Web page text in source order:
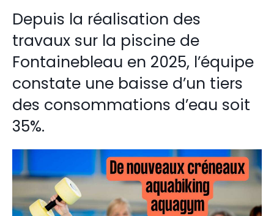
Depuis la réalisation des
travaux sur la piscine de
Fontainebleau en 2025, l’équipe
constate une baisse d’un tiers
des consommations d’eau soit
35%.